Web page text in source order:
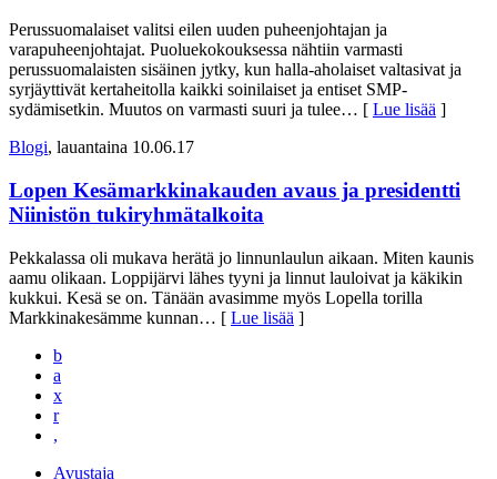
Perussuomalaiset valitsi eilen uuden puheenjohtajan ja
varapuheenjohtajat. Puoluekokouksessa nähtiin varmasti
perussuomalaisten sisäinen jytky, kun halla-aholaiset valtasivat ja
syrjäyttivät kertaheitolla kaikki soinilaiset ja entiset SMP-
sydämisetkin. Muutos on varmasti suuri ja tulee… [ Lue lisää ]
Blogi, lauantaina 10.06.17
Lopen Kesämarkkinakauden avaus ja presidentti
Niinistön tukiryhmätalkoita
Pekkalassa oli mukava herätä jo linnunlaulun aikaan. Miten kaunis
aamu olikaan. Loppijärvi lähes tyyni ja linnut lauloivat ja käkikin
kukkui. Kesä se on. Tänään avasimme myös Lopella torilla
Markkinakesämme kunnan… [ Lue lisää ]
b
a
x
r
,
Avustaja